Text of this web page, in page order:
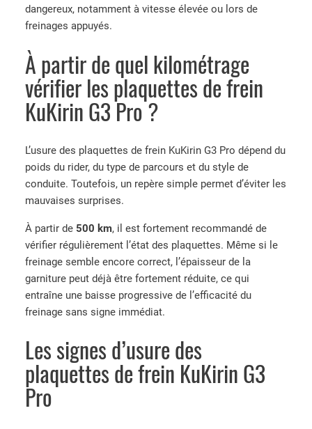
dangereux, notamment à vitesse élevée ou lors de
freinages appuyés.
À partir de quel kilométrage
vérifier les plaquettes de frein
KuKirin G3 Pro ?
L’usure des plaquettes de frein KuKirin G3 Pro dépend du
poids du rider, du type de parcours et du style de
conduite. Toutefois, un repère simple permet d’éviter les
mauvaises surprises.
À partir de 500 km, il est fortement recommandé de
vérifier régulièrement l’état des plaquettes. Même si le
freinage semble encore correct, l’épaisseur de la
garniture peut déjà être fortement réduite, ce qui
entraîne une baisse progressive de l’efficacité du
freinage sans signe immédiat.
Les signes d’usure des
plaquettes de frein KuKirin G3
Pro